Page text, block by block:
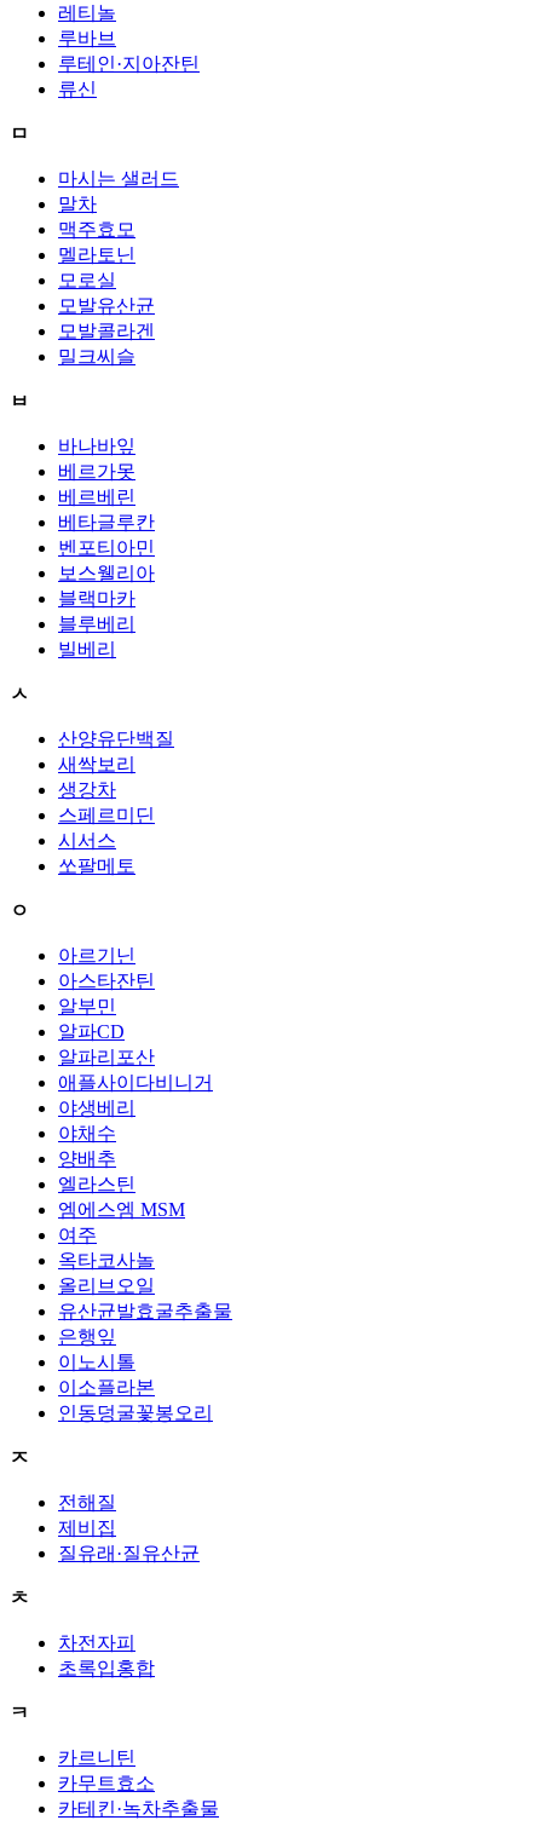
레티놀
루바브
루테인·지아잔틴
류신
ㅁ
마시는 샐러드
말차
맥주효모
멜라토닌
모로실
모발유산균
모발콜라겐
밀크씨슬
ㅂ
바나바잎
베르가못
베르베린
베타글루칸
벤포티아민
보스웰리아
블랙마카
블루베리
빌베리
ㅅ
산양유단백질
새싹보리
생강차
스페르미딘
시서스
쏘팔메토
ㅇ
아르기닌
아스타잔틴
알부민
알파CD
알파리포산
애플사이다비니거
야생베리
야채수
양배추
엘라스틴
엠에스엠 MSM
여주
옥타코사놀
올리브오일
유산균발효굴추출물
은행잎
이노시톨
이소플라본
인동덩굴꽃봉오리
ㅈ
전해질
제비집
질유래·질유산균
ㅊ
차전자피
초록입홍합
ㅋ
카르니틴
카무트효소
카테킨·녹차추출물